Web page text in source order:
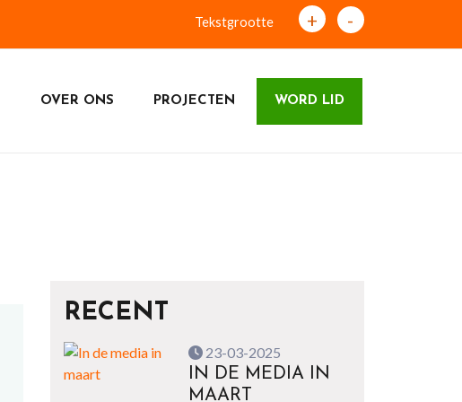
Tekstgrootte + -
OVER ONS PROJECTEN WORD LID
RECENT
23-03-2025
IN DE MEDIA IN
MAART